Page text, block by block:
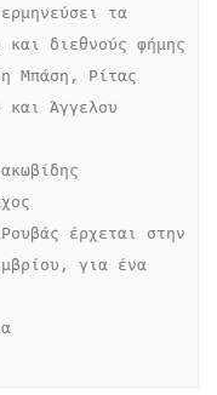
τα
και διεθνούς φήμης
Μπάση, Ρίτας
και Άγγελου
έρχεται στην
για ένα